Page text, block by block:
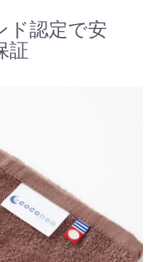
ド認定で安
証